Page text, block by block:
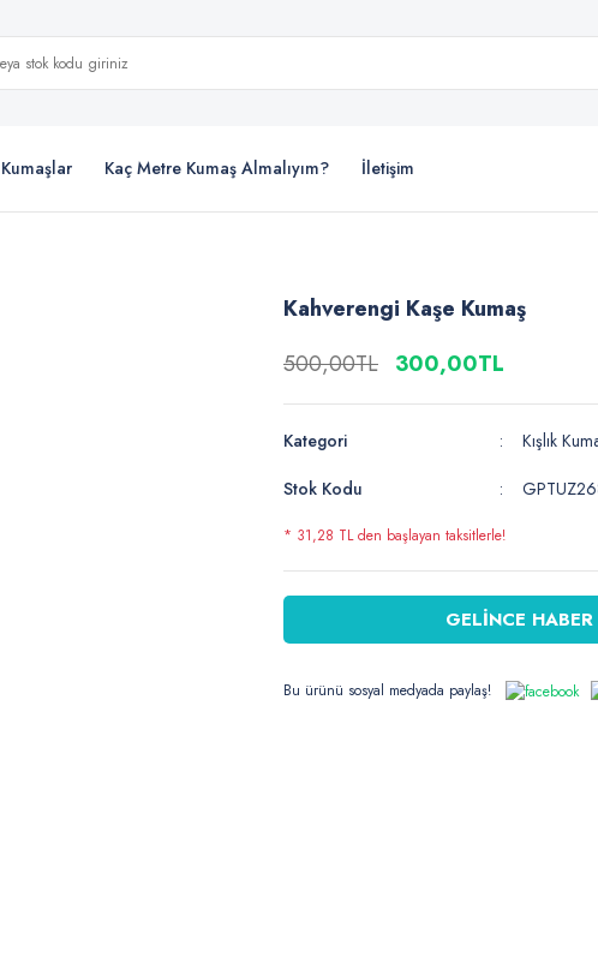
Kaç Metre Kumaş Almalıyım? İletişim
Kahverengi Kaşe Kumaş
500,00TL 300,00TL
Kategori Kışlık
Stok Kodu
* 31,28 TL den başlayan taksitlerle!
GELİNCE HABER
Bu ürünü sosyal medyada paylaş!